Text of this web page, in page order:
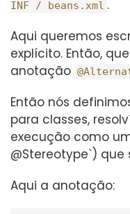
INF / beans.xml .
Aqui queremos
explícito. Então,
anotação
Então nós
para classes,
execução como
@Stereotype`) que
Aqui a anotação: